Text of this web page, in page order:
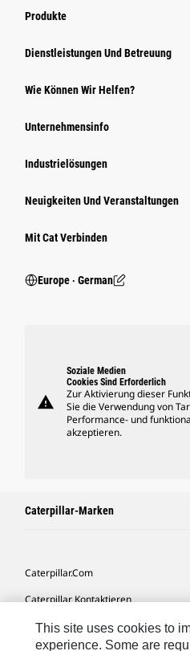
Produkte
Dienstleistungen Und Betreuung
Wie Können Wir Helfen?
Unternehmensinfo
Industrielösungen
Neuigkeiten Und Veranstaltungen
Mit Cat Verbinden
Europe ‧ German
warning
Soziale Medien
Cookies Sind Erforderlich
Zur Aktivierung dieser
Sie die Verwendung von
Performance- und
akzeptieren.
Caterpillar-Marken
Caterpillar.com
Caterpillar Kontaktieren
Meine Marketing-Präferenzen
This site uses cookies to
experience. Some are